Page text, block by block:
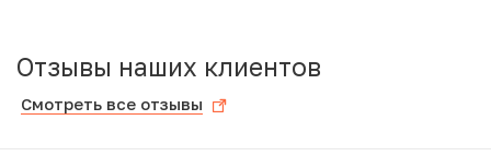
Отзывы наших клиентов
Смотреть все отзывы